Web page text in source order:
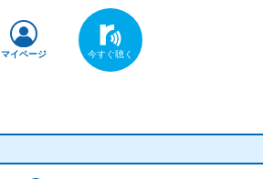
マイページ